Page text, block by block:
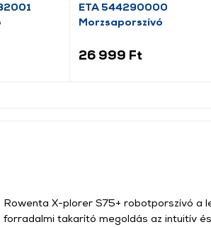
ETA 544290000
Morzsaporszívó
26 999 Ft
Rowenta X-plorer S75+ robotporszívó a
forradalmi takarító megoldás az intuitív